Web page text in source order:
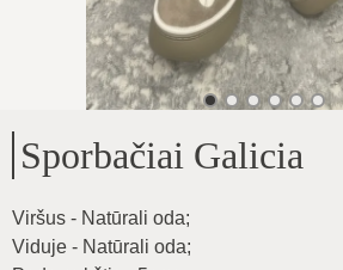
Sporbačiai Galicia
Viršus - Natūrali oda;
Viduje - Natūrali oda;